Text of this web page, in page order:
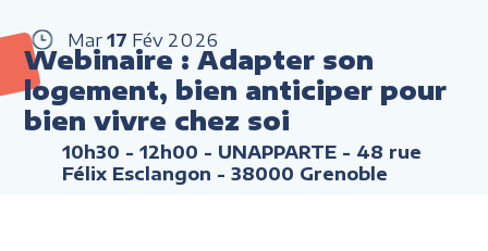
Mar 17 Fév 2026
Webinaire : Adapter son
logement, bien anticiper pour
bien vivre chez soi
10h30 - 12h00 - UNAPPARTE - 48 rue
Félix Esclangon - 38000 Grenoble